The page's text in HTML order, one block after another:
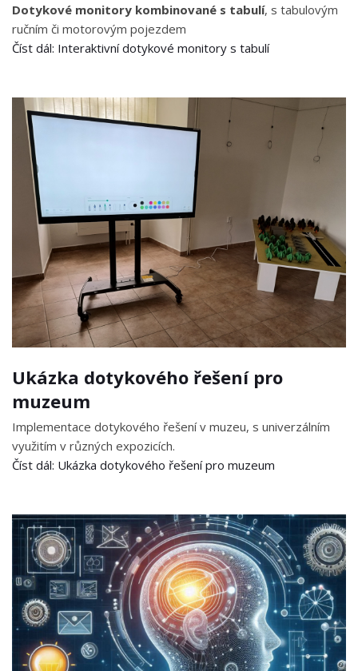
Dotykové monitory kombinované s tabulí, s tabulovým
ručním či motorovým pojezdem
Číst dál: Interaktivní dotykové monitory s tabulí
Ukázka dotykového řešení pro
muzeum
Implementace dotykového řešení v muzeu, s univerzálním
využitím v různých expozicích.
Číst dál: Ukázka dotykového řešení pro muzeum